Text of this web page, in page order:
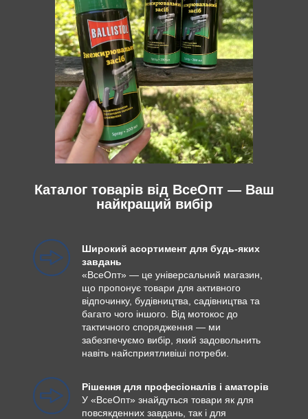
Каталог товарів від ВсеОпт — Ваш
найкращий вибір
Широкий асортимент для будь-яких
завдань
«ВсеОпт» — це універсальний магазин,
що пропонує товари для активного
відпочинку, будівництва, садівництва та
багато чого іншого. Від мотокос до
тактичного спорядження — ми
забезпечуємо вибір, який задовольнить
навіть найсприятливіші потреби.
Рішення для професіоналів і аматорів
У «ВсеОпт» знайдуться товари як для
повсякденних завдань, так і для